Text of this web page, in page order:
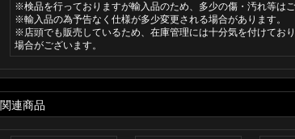
※検品を行っておりますが輸入品のため、多少の傷・汚れ等はご
※輸入品の為予告なく仕様が多少変更される場合があります。
※店頭でも販売しているため、在庫管理には十分気を付けてお
場合がございます。
関連商品